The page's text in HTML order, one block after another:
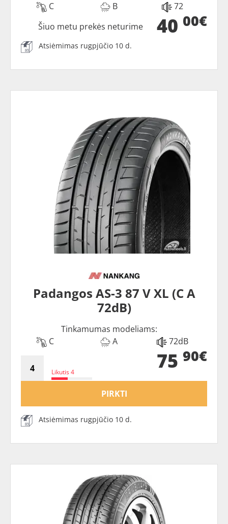
C
B 72
40 00€
Šiuo metu prekės neturime
Atsiėmimas rugpjūčio 10 d.
Padangos AS-3 87 V XL (C A
72dB)
Tinkamumas modeliams:
C
A 72dB
Likutis 4 75 90€
PIRKTI
Atsiėmimas rugpjūčio 10 d.